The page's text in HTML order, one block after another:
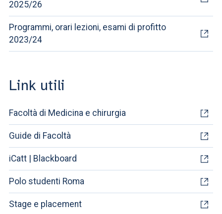
2025/26
Programmi, orari lezioni, esami di profitto
2023/24
Link utili
Facoltà di Medicina e chirurgia
Guide di Facoltà
iCatt | Blackboard
Polo studenti Roma
Stage e placement